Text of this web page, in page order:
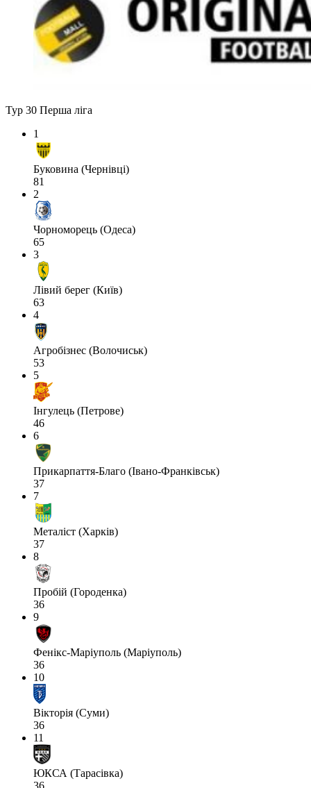
Тур 30 Перша ліга
1
Буковина (Чернівці)
81
2
Чорноморець (Одеса)
65
3
Лівий берег (Київ)
63
4
Агробізнес (Волочиськ)
53
5
Інгулець (Петрове)
46
6
Прикарпаття-Благо (Івано-Франківськ)
37
7
Металіст (Харків)
37
8
Пробій (Городенка)
36
9
Фенікс-Маріуполь (Маріуполь)
36
10
Вікторія (Суми)
36
11
ЮКСА (Тарасівка)